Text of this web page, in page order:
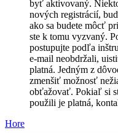
byť aktivovaný.
nových registrácií,
ako sa budete môcť
ste k tomu vyzvaný.
postupujte podľa
e-mail neobdržali,
platná. Jedným z
zmenšiť možnosť
obťažovať. Pokiaľ si
použili je platná,
Hore